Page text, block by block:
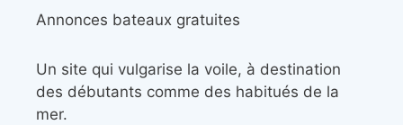
Annonces bateaux gratuites
Un site qui vulgarise la voile, à destination
des débutants comme des habitués de la
mer.